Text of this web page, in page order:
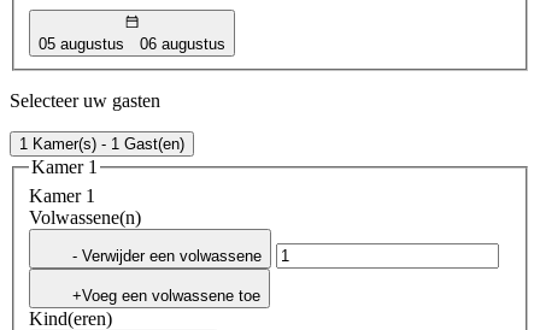
05 augustus 06 augustus
Selecteer uw gasten
1 Kamer(s) - 1 Gast(en)
Kamer 1
Kamer 1
Volwassene(n)
- Verwijder een volwassene
+Voeg een volwassene toe
Kind(eren)